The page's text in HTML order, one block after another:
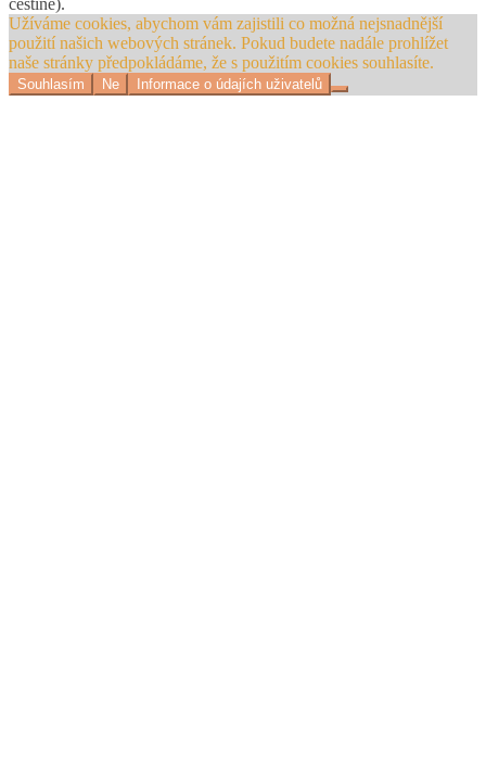
češtině).
Užíváme cookies, abychom vám zajistili co možná nejsnadnější
použití našich webových stránek. Pokud budete nadále prohlížet
naše stránky předpokládáme, že s použitím cookies souhlasíte.
Souhlasím Ne Informace o údajích uživatelů